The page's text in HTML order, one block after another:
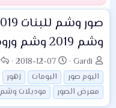
وشم 2019 وشم ورود زهور ملونة مميزة
ب
ا
د
ئ
Gardi
ت
ا
ر
ي
2018-12-07
البوم صور
البومات زهور
معرض الصور
موديلات وشم